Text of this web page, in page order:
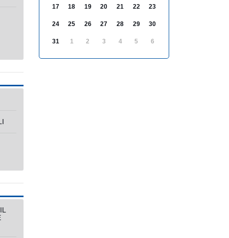
17 18 19 20 21 22 23
24 25 26 27 28 29 30
31 1 2 3 4 5 6